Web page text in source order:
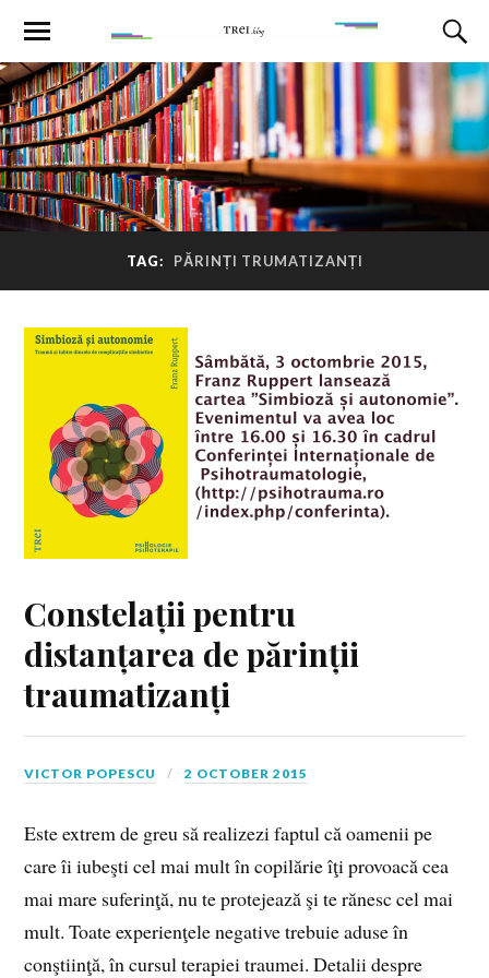
TAG: PĂRINȚI TRUMATIZANȚI
Constelații pentru
distanțarea de părinții
traumatizanți
VICTOR POPESCU 2 OCTOBER 2015
Este extrem de greu să realizezi faptul că oamenii pe
care îi iubeşti cel mai mult în copilărie îţi provoacă cea
mai mare suferinţă, nu te protejează şi te rănesc cel mai
mult. Toate experienţele negative trebuie aduse în
conştiinţă, în cursul terapiei traumei. Detalii despre